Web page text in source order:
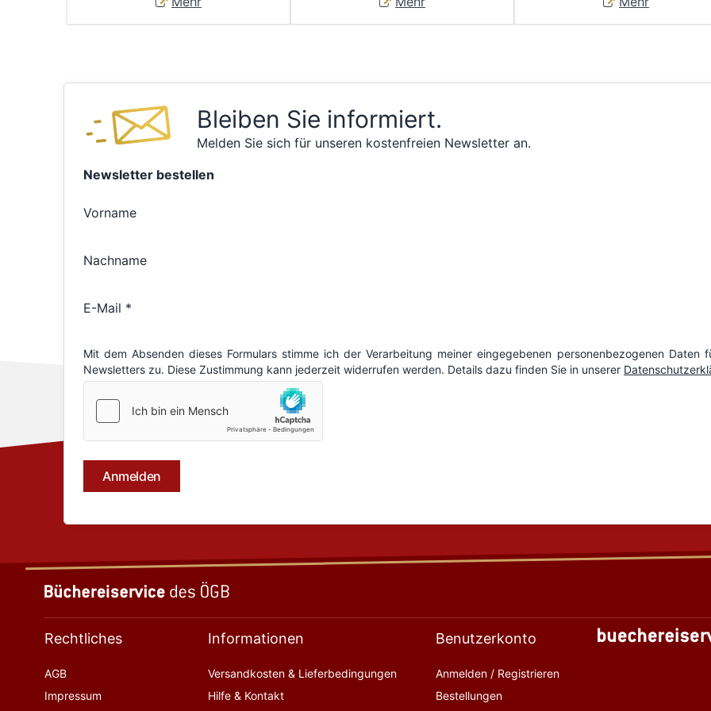
Bleiben Sie informiert.
Melden Sie sich für unseren kostenfreien Newsletter an.
Rechtliches
AGB
Impressum
Informationen
Versandkosten & Lieferbedingungen
Hilfe & Kontakt
Benutzerkonto
Anmelden / Registrieren
Bestellungen